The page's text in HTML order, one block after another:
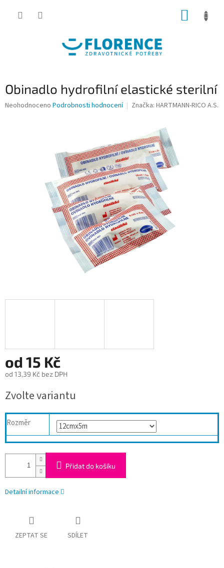
Obinadlo hydrofilní elastické sterilní
Průměrné
Neohodnoceno Podrobnosti hodnocení Značka: HARTMANN-RICO A.S.
od 15 Kč
od 13,39 Kč bez DPH
cena:
Zvolte variantu
Rozměr
Přidat do košíku
Detailní informace
ZEPTAT SE SDÍLET